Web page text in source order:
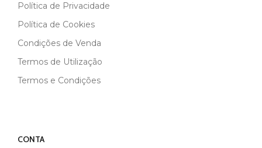
Política de Privacidade
Política de Cookies
Condições de Venda
Termos de Utilização
Termos e Condições
CONTA